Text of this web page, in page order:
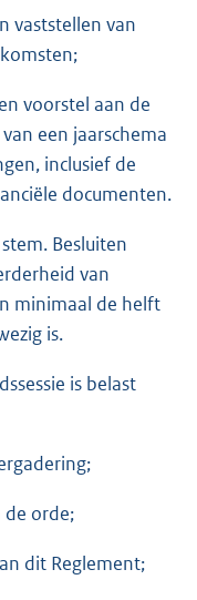
vaststellen van
voorstel aan de
een jaarschema
inclusief de
documenten.
Besluiten
van
minimaal de helft
is.
is belast
de orde;
dit Reglement;